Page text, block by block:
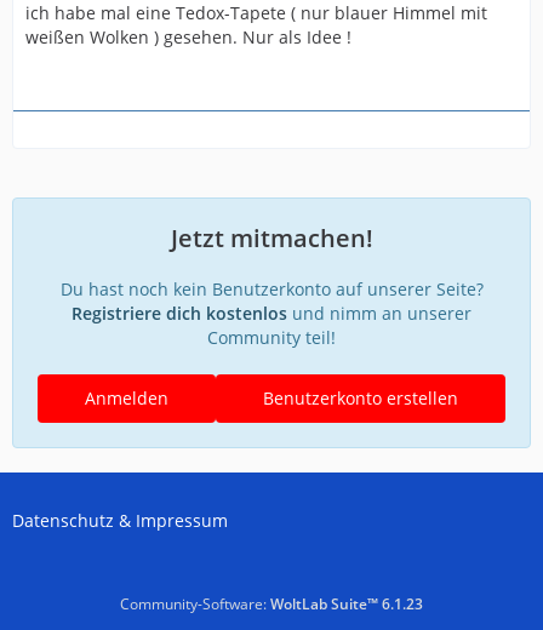
ich habe mal eine Tedox-Tapete ( nur blauer Himmel mit
weißen Wolken ) gesehen. Nur als Idee !
Jetzt mitmachen!
Du hast noch kein Benutzerkonto auf unserer Seite?
Registriere dich kostenlos und nimm an unserer
Community teil!
Benutzerkonto erstellen
Anmelden
Datenschutz & Impressum
Community-Software:WoltLab Suite™ 6.1.23